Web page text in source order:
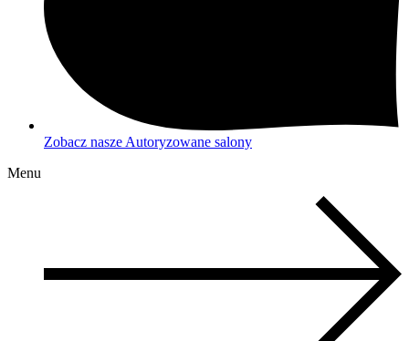
Zobacz nasze Autoryzowane salony
Menu